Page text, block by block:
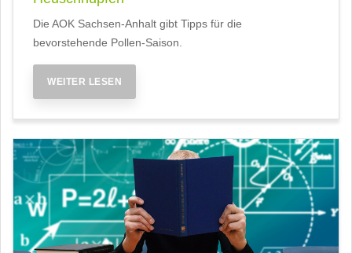
Die AOK Sachsen-Anhalt gibt Tipps für die
bevorstehende Pollen-Saison.
WEITER LESEN